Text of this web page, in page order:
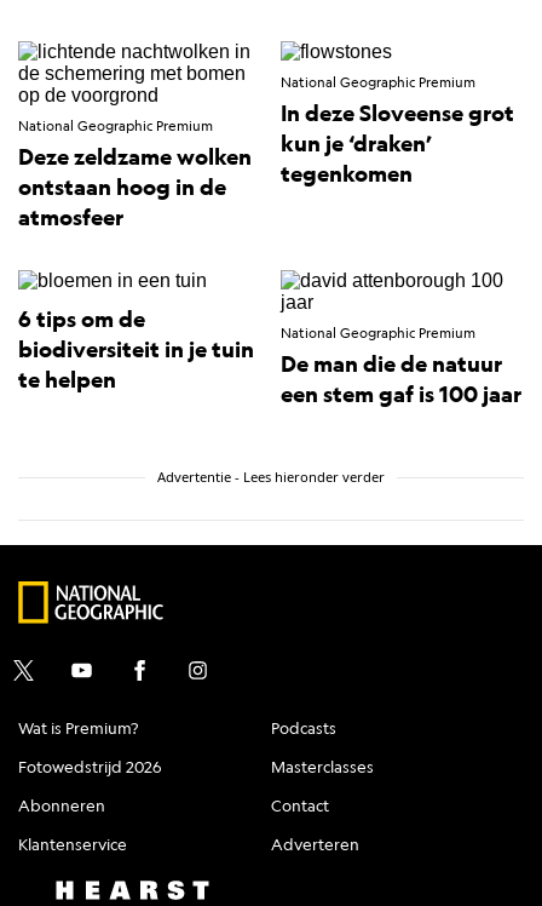
National Geographic Premium
Deze zeldzame wolken
ontstaan hoog in de
atmosfeer
National Geographic Premium
In deze Sloveense grot
kun je ‘draken’
tegenkomen
6 tips om de
biodiversiteit in je tuin
te helpen
National Geographic Premium
De man die de natuur
een stem gaf is 100 jaar
Advertentie - Lees hieronder verder
Wat is Premium?
Podcasts
Fotowedstrijd 2026
Masterclasses
Abonneren
Contact
Klantenservice
Adverteren